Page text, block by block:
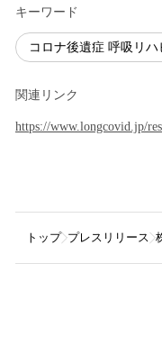
キーワード
コロナ後遺症 呼吸リハ
関連リンク
https://www.longcovid.jp/
トップ プレスリリース